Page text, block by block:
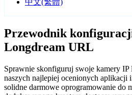
中文(繁體)
Przewodnik
Longdream URL
Sprawnie skonfiguruj swoje kamery IP
naszych najlepiej ocenionych
solidne darmowe oprogramowanie do